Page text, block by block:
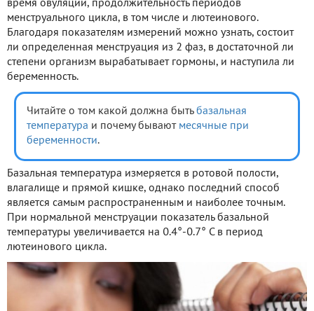
время овуляции, продолжительность периодов
менструального цикла, в том числе и лютеинового.
Благодаря показателям измерений можно узнать, состоит
ли определенная менструация из 2 фаз, в достаточной ли
степени организм вырабатывает гормоны, и наступила ли
беременность.
Читайте о том какой должна быть базальная
температура и почему бывают месячные при
беременности.
Базальная температура измеряется в ротовой полости,
влагалище и прямой кишке, однако последний способ
является самым распространенным и наиболее точным.
При нормальной менструации показатель базальной
температуры увеличивается на 0.4°-0.7° С в период
лютеинового цикла.